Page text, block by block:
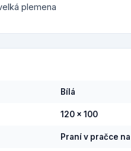
plemena
Bílá
120 x 100
Praní v pračce na